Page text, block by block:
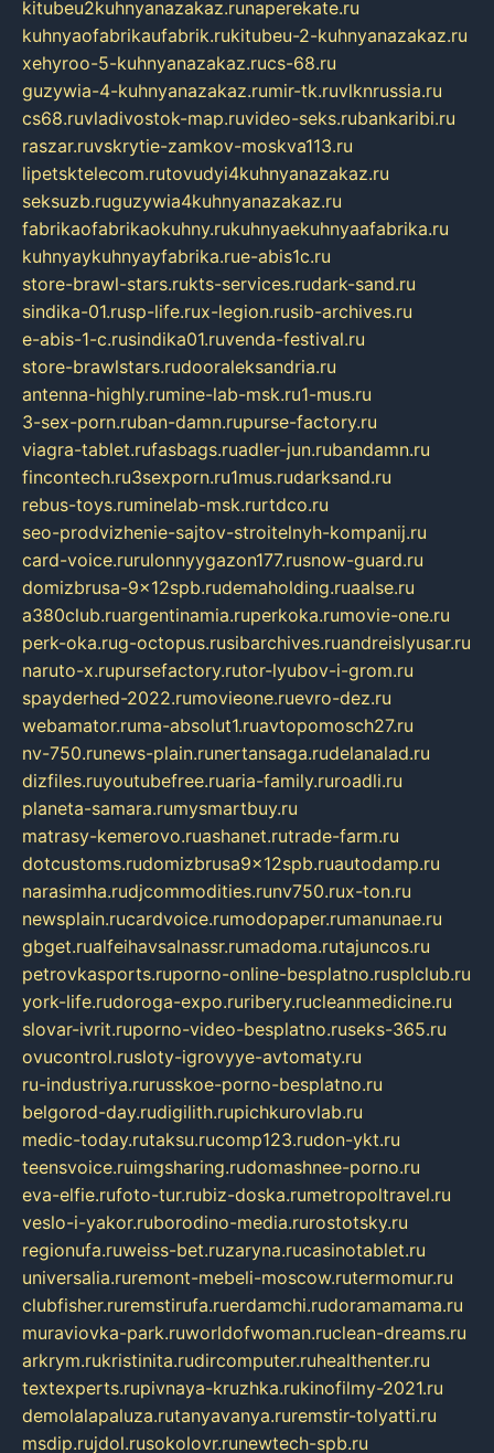
kitubeu2kuhnyanazakaz.runaperekate.ru
kuhnyaofabrikaufabrik.rukitubeu-2-kuhnyanazakaz.ru
xehyroo-5-kuhnyanazakaz.rucs-68.ru
guzywia-4-kuhnyanazakaz.rumir-tk.ruvlknrussia.ru
cs68.ruvladivostok-map.ruvideo-seks.rubankaribi.ru
raszar.ruvskrytie-zamkov-moskva113.ru
lipetsktelecom.rutovudyi4kuhnyanazakaz.ru
seksuzb.ruguzywia4kuhnyanazakaz.ru
fabrikaofabrikaokuhny.rukuhnyaekuhnyaafabrika.ru
kuhnyaykuhnyayfabrika.rue-abis1c.ru
store-brawl-stars.rukts-services.rudark-sand.ru
sindika-01.rusp-life.rux-legion.rusib-archives.ru
e-abis-1-c.rusindika01.ruvenda-festival.ru
store-brawlstars.rudooraleksandria.ru
antenna-highly.rumine-lab-msk.ru1-mus.ru
3-sex-porn.ruban-damn.rupurse-factory.ru
viagra-tablet.rufasbags.ruadler-jun.rubandamn.ru
fincontech.ru3sexporn.ru1mus.rudarksand.ru
rebus-toys.ruminelab-msk.rurtdco.ru
seo-prodvizhenie-sajtov-stroitelnyh-kompanij.ru
card-voice.rurulonnyygazon177.rusnow-guard.ru
domizbrusa-9x12spb.rudemaholding.ruaalse.ru
a380club.ruargentinamia.ruperkoka.rumovie-one.ru
perk-oka.rug-octopus.rusibarchives.ruandreislyusar.ru
naruto-x.rupursefactory.rutor-lyubov-i-grom.ru
spayderhed-2022.rumovieone.ruevro-dez.ru
webamator.ruma-absolut1.ruavtopomosch27.ru
nv-750.runews-plain.runertansaga.rudelanalad.ru
dizfiles.ruyoutubefree.ruaria-family.ruroadli.ru
planeta-samara.rumysmartbuy.ru
matrasy-kemerovo.ruashanet.rutrade-farm.ru
dotcustoms.rudomizbrusa9x12spb.ruautodamp.ru
narasimha.rudjcommodities.runv750.rux-ton.ru
newsplain.rucardvoice.rumodopaper.rumanunae.ru
gbget.rualfeihavsalnassr.rumadoma.rutajuncos.ru
petrovkasports.ruporno-online-besplatno.rusplclub.ru
york-life.rudoroga-expo.ruribery.rucleanmedicine.ru
slovar-ivrit.ruporno-video-besplatno.ruseks-365.ru
ovucontrol.rusloty-igrovyye-avtomaty.ru
ru-industriya.rurusskoe-porno-besplatno.ru
belgorod-day.rudigilith.rupichkurovlab.ru
medic-today.rutaksu.rucomp123.rudon-ykt.ru
teensvoice.ruimgsharing.rudomashnee-porno.ru
eva-elfie.rufoto-tur.rubiz-doska.rumetropoltravel.ru
veslo-i-yakor.ruborodino-media.rurostotsky.ru
regionufa.ruweiss-bet.ruzaryna.rucasinotablet.ru
universalia.ruremont-mebeli-moscow.rutermomur.ru
clubfisher.ruremstirufa.ruerdamchi.rudoramamama.ru
muraviovka-park.ruworldofwoman.ruclean-dreams.ru
arkrym.rukristinita.rudircomputer.ruhealthenter.ru
textexperts.rupivnaya-kruzhka.rukinofilmy-2021.ru
demolalapaluza.rutanyavanya.ruremstir-tolyatti.ru
msdip.rujdol.rusokolovr.runewtech-spb.ru